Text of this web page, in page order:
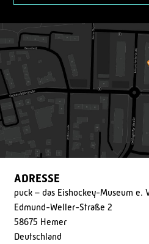
ADRESSE
puck – das Eishockey-Museum e.
Edmund-Weller-Straße 2
58675 Hemer
Deutschland